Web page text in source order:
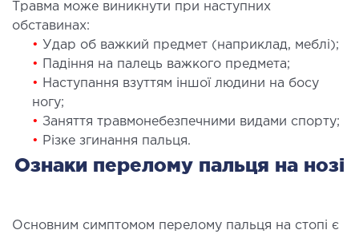
допомога в Києві
судин
(ЕКГ)
діагностика
Травма може виникнути при наступних
обставинах:
• Удар об важкий предмет (наприклад, меблі);
•
Падіння на палець важкого предмета;
• Наступання взуттям іншої людини на босу
ногу;
• Заняття травмонебезпечними видами спорту;
• Різке згинання пальця.
Ознаки перелому пальця на нозі
Основним симптомом перелому пальця на стопі є